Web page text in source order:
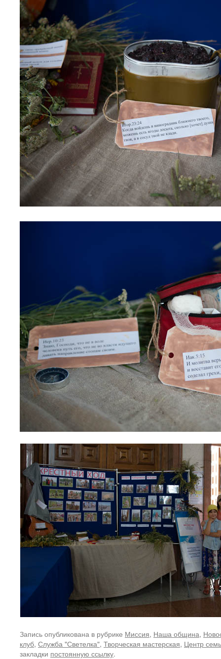
Запись опубликована в рубрике Миссия, Наша община,
клуб, Служба "Светелка", Творческая мастерская, Центр
закладки постоянную ссылку.